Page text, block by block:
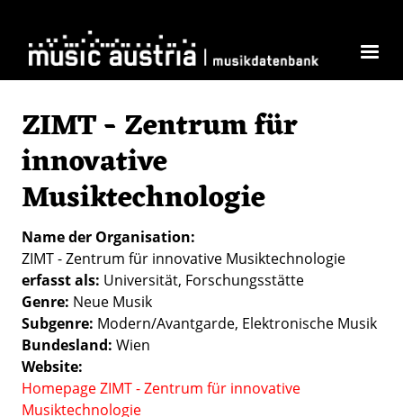
ZIMT - Zentrum für
innovative
Musiktechnologie
Name der Organisation
ZIMT - Zentrum für innovative Musiktechnologie
erfasst als Universität Forschungsstätte
Genre Neue Musik
Subgenre Modern/Avantgarde Elektronische Musik
Bundesland Wien
Website
Homepage ZIMT - Zentrum für innovative
Musiktechnologie